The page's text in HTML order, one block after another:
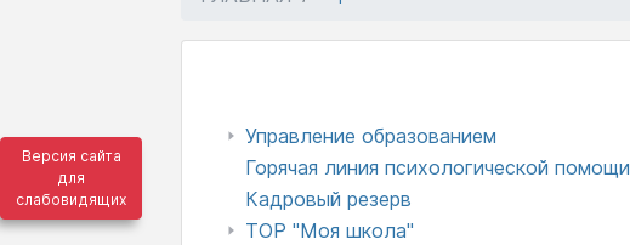
Версия сайта
для
слабовидящих
Управление образованием
Горячая линия психологической помощи
Кадровый резерв
ТОР "Моя школа"